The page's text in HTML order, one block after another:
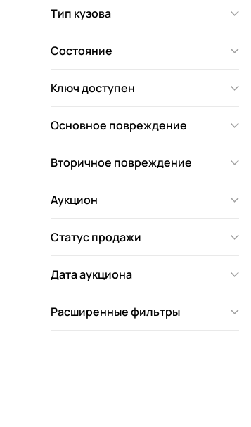
Тип кузова
Состояние
Ключ доступен
Основное повреждение
Вторичное повреждение
Аукцион
Статус продажи
Дата аукциона
Расширенные фильтры